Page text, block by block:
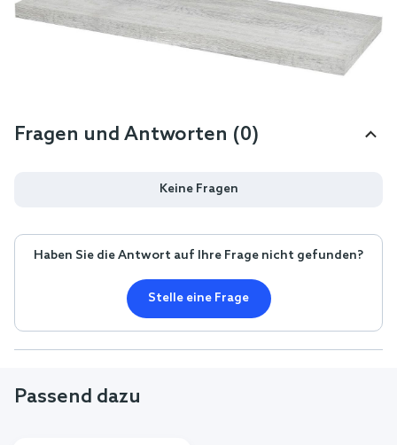
Fragen und Antworten (0)
Keine Fragen
Haben Sie die Antwort auf Ihre Frage nicht gefunden?
Stelle eine Frage
Passend dazu